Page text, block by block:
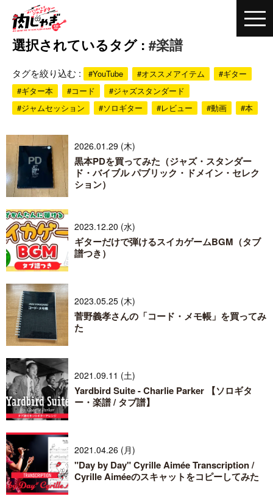
選択されているタグ : #楽譜
タグを絞り込む : #YouTube #オススメアイテム
#ギター
#ギター本
#コード
#ジャズスタンダード
#ジャムセッション
#ソロギター #レビュー #動画 #本
2026.01.29 (木)
黒本PDを買ってみた（ジャズ・スタンダー
ド・バイブル パブリック・ドメイン・セレク
ション）
2023.12.20 (水)
ギターだけで弾けるスイカゲームBGM（タブ
譜つき）
2023.05.25 (木)
菅野義孝さんの「コード・メモ帳」を買ってみ
た
2021.09.11 (土)
Yardbird Suite - Charlie Parker 【ソロギタ
ー・楽譜 / タブ譜】
2021.04.26 (月)
"Day by Day" Cyrille Aimée Transcription /
Cyrille Aiméeのスキャットをコピーしてみた